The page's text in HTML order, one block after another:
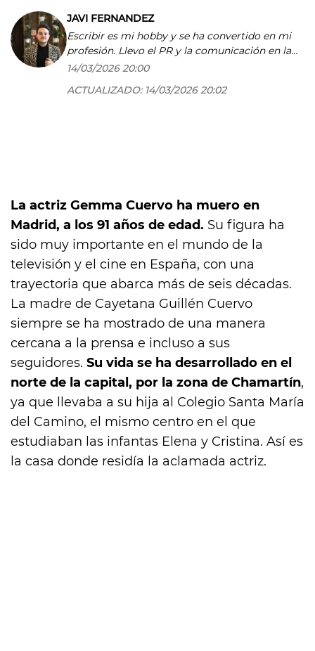
JAVI FERNANDEZ
Escribir es mi hobby y se ha convertido en mi
profesión. Llevo el PR y la comunicación en la
sangre, me encanta contar historias con
lectores. Después de más de 10 años en la
14/03/2026 20:00
ACTUALIZADO: 14/03/2026 20:02
La actriz Gemma Cuervo ha muero en
Madrid, a los 91 años de edad. Su figura ha
sido muy importante en el mundo de la
televisión y el cine en España, con una
trayectoria que abarca más de seis décadas.
La madre de Cayetana Guillén Cuervo
siempre se ha mostrado de una manera
cercana a la prensa e incluso a sus
seguidores. Su vida se ha desarrollado en el
norte de la capital, por la zona de Chamartín,
ya que llevaba a su hija al Colegio Santa María
del Camino, el mismo centro en el que
estudiaban las infantas Elena y Cristina. Así es
la casa donde residía la aclamada actriz.